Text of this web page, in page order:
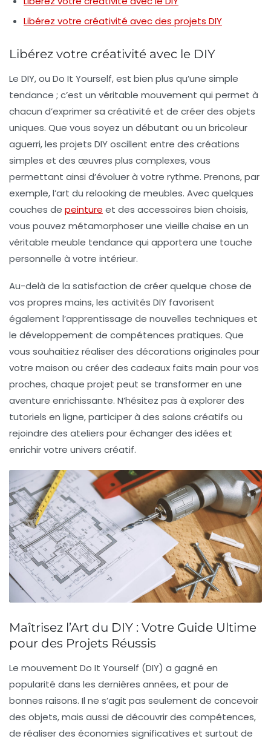
Libérez votre créativité avec des projets DIY
Libérez votre créativité avec le DIY
Le DIY, ou Do It Yourself, est bien plus qu’une simple
tendance ; c’est un véritable mouvement qui permet à
chacun d’exprimer sa créativité et de créer des objets
uniques. Que vous soyez un débutant ou un bricoleur
aguerri, les projets DIY oscillent entre des créations
simples et des œuvres plus complexes, vous
permettant ainsi d’évoluer à votre rythme. Prenons, par
exemple, l’art du relooking de meubles. Avec quelques
couches de peinture et des accessoires bien choisis,
vous pouvez métamorphoser une vieille chaise en un
véritable meuble tendance qui apportera une touche
personnelle à votre intérieur.
Au-delà de la satisfaction de créer quelque chose de
vos propres mains, les activités DIY favorisent
également l’apprentissage de nouvelles techniques et
le développement de compétences pratiques. Que
vous souhaitiez réaliser des décorations originales pour
votre maison ou créer des cadeaux faits main pour vos
proches, chaque projet peut se transformer en une
aventure enrichissante. N’hésitez pas à explorer des
tutoriels en ligne, participer à des salons créatifs ou
rejoindre des ateliers pour échanger des idées et
enrichir votre univers créatif.
Maîtrisez l’Art du DIY : Votre Guide Ultime
pour des Projets Réussis
Le mouvement Do It Yourself (DIY) a gagné en
popularité dans les dernières années, et pour de
bonnes raisons. Il ne s’agit pas seulement de concevoir
des objets, mais aussi de découvrir des compétences,
de réaliser des économies significatives et surtout de